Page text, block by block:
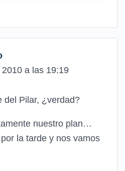
a las 19:19
del Pilar, ¿verdad?
nuestro plan…
la tarde y nos vamos